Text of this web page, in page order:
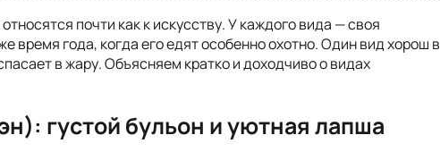
почти как к искусству. У каждого вида — своя
время года, когда его едят особенно охотно. Один вид хорош в
в жару. Объясняем кратко и доходчиво о видах
густой бульон и уютная лапша